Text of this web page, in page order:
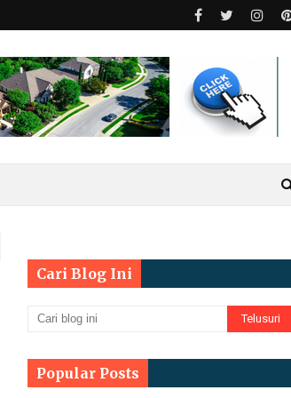
Cari Blog Ini
Popular Posts